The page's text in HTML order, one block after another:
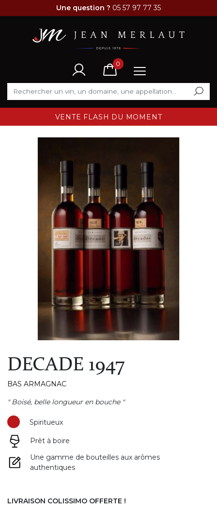
Une question ? 05 57 97 77 35
0
VENTE FLASH DU MOMENT
DECADE 1947
BAS ARMAGNAC
" Boisé, belle longueur en bouche "
Spiritueux
Prêt à boire
Une gamme de bouteilles aux arômes
authentiques
LIVRAISON COLISSIMO OFFERTE !